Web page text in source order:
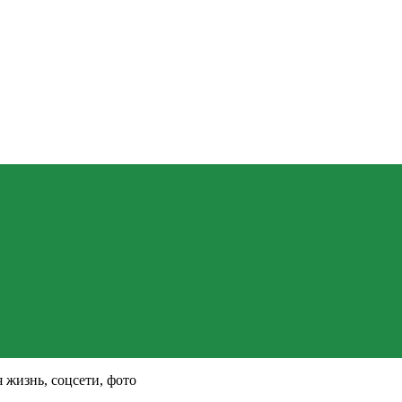
жизнь, соцсети, фото